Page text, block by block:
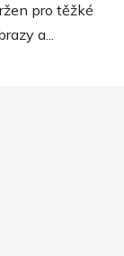
pro těžké
a...